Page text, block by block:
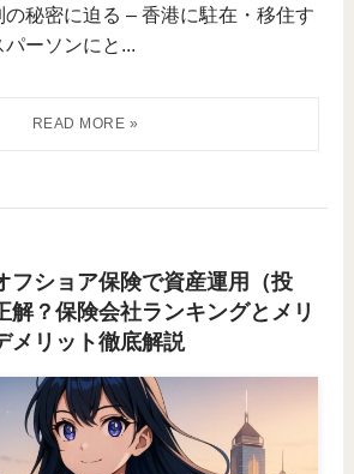
秘密に迫る – 香港に駐在・移住す
ーソンにと...
フショア保険で資産運用（投
解？保険会社ランキングとメリ
メリット徹底解説